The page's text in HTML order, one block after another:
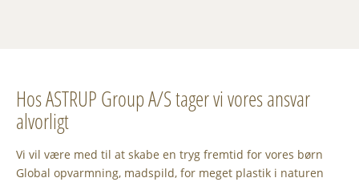
Hos ASTRUP Group A/S tager vi vores ansvar
alvorligt
Vi vil være med til at skabe en tryg fremtid for vores børn
Global opvarmning, madspild, for meget plastik i naturen